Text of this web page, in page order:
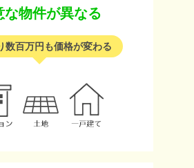
な物件が異なる
数百万円も価格が変わる